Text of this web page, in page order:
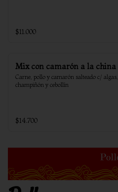
$11.000
Mix con camarón a la china
Carne, pollo y camarón salteado c/ algas,
champiñón y cebollín
$14.700